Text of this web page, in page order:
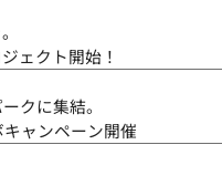
ェクト開始！
クに集結。
ャンペーン開催